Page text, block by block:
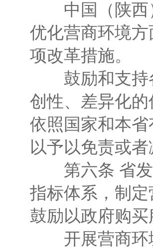
中国（陕西）
优化营商环境
项改革措施。
鼓励和支持各
创性、差异化
依照国家和本
以予以免责或
第六条 省发
指标体系，制
鼓励以政府购
开展营商环境